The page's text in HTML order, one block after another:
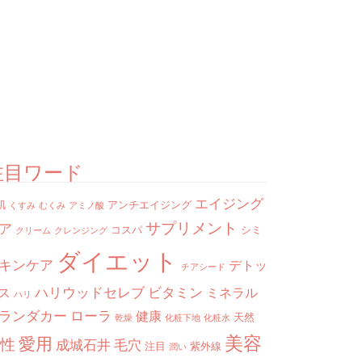
ワード
くすみ むくみ アミノ酸 アンチエイジング エイジング
クリーム クレンジング コスパ サプリメント シミ
ンケア ダイエット チアシード デトッ
ハリ ハリウッドセレブ ビタミン ミネラル
ンダカー ローラ 乾燥 健康 化粧下地 化粧水 天然
愛用 成城石井毛穴 注目 潤い 紫外線 美容